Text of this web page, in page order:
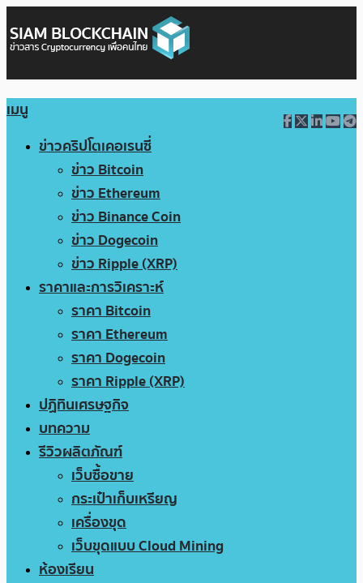
เมนู
ข่าวคริปโตเคอเรนซี่
ข่าว Bitcoin
ข่าว Ethereum
ข่าว Binance Coin
ข่าว Dogecoin
ข่าว Ripple (XRP)
ราคาและการวิเคราะห์
ราคา Bitcoin
ราคา Ethereum
ราคา Dogecoin
ราคา Ripple (XRP)
ปฏิทินเศรษฐกิจ
บทความ
รีวิวผลิตภัณฑ์
เว็บซื้อขาย
กระเป๋าเก็บเหรียญ
เครื่องขุด
เว็บขุดแบบ Cloud Mining
ห้องเรียน